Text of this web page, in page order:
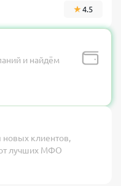
4.5
и найдём
клиентов,
лучших МФО